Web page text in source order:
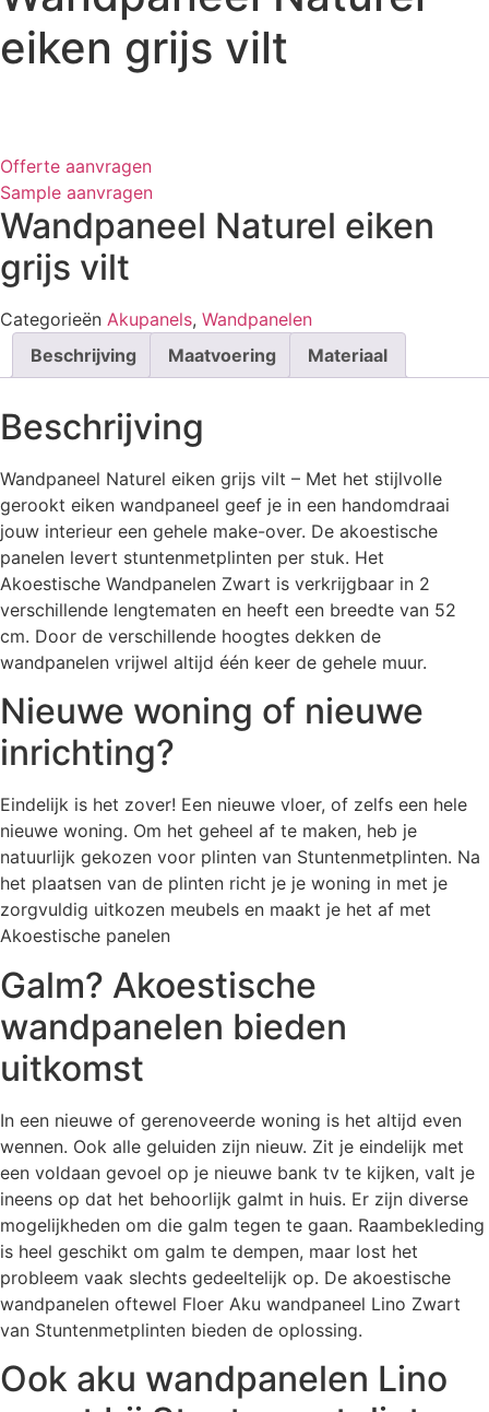
eiken grijs vilt
Offerte aanvragen
Sample aanvragen
Wandpaneel Naturel eiken
grijs vilt
Categorieën Akupanels, Wandpanelen
Beschrijving
Maatvoering Materiaal
Beschrijving
Wandpaneel Naturel eiken grijs vilt – Met het stijlvolle
gerookt eiken wandpaneel geef je in een handomdraai
jouw interieur een gehele make-over. De akoestische
panelen levert stuntenmetplinten per stuk. Het
Akoestische Wandpanelen Zwart is verkrijgbaar in 2
verschillende lengtematen en heeft een breedte van 52
cm. Door de verschillende hoogtes dekken de
wandpanelen vrijwel altijd één keer de gehele muur.
Nieuwe woning of nieuwe
inrichting?
Eindelijk is het zover! Een nieuwe vloer, of zelfs een hele
nieuwe woning. Om het geheel af te maken, heb je
natuurlijk gekozen voor plinten van Stuntenmetplinten. Na
het plaatsen van de plinten richt je je woning in met je
zorgvuldig uitkozen meubels en maakt je het af met
Akoestische panelen
Galm? Akoestische
wandpanelen bieden
uitkomst
In een nieuwe of gerenoveerde woning is het altijd even
wennen. Ook alle geluiden zijn nieuw. Zit je eindelijk met
een voldaan gevoel op je nieuwe bank tv te kijken, valt je
ineens op dat het behoorlijk galmt in huis. Er zijn diverse
mogelijkheden om die galm tegen te gaan. Raambekleding
is heel geschikt om galm te dempen, maar lost het
probleem vaak slechts gedeeltelijk op. De akoestische
wandpanelen oftewel Floer Aku wandpaneel Lino Zwart
van Stuntenmetplinten bieden de oplossing.
Ook aku wandpanelen Lino